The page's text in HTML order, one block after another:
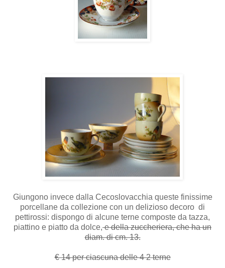
Giungono invece dalla Cecoslovacchia queste finissime
porcellane da collezione con un delizioso decoro di
pettirossi: dispongo di alcune terne composte da tazza,
piattino e piatto da dolce,e della zuccheriera, che ha un
diam. di cm. 13.
€ 14 per ciascuna delle 4 2 terne